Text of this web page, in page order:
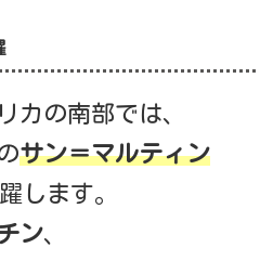
カの南部では、
サン＝マルティン
します。
ン、